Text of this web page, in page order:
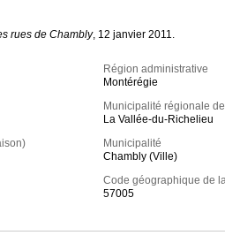
rues de Chambly, 12 janvier 2011.
Région administrative
Montérégie
Municipalité régionale
La Vallée-du-Richelieu
Municipalité
Chambly (Ville)
Code géographique de
57005